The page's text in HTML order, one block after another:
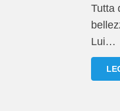
Tutta
Lui…